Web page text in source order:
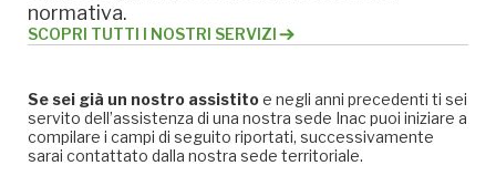
normativa.
SCOPRI TUTTI I NOSTRI SERVIZI
Se sei già un nostro assistitoe negli anni precedenti ti sei
servito dell’assistenza di una nostra sede Inac puoi iniziare a
compilare i campi di seguito riportati, successivamente
sarai contattato dalla nostra sede territoriale.